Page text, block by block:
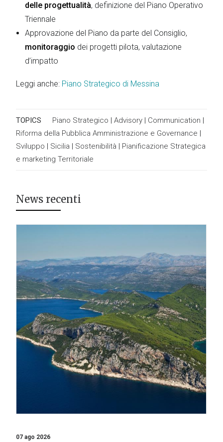
delle progettualità, definizione del Piano Operativo
Triennale
Approvazione del Piano da parte del Consiglio,
monitoraggio dei progetti pilota, valutazione
d’impatto
Leggi anche: Piano Strategico di Messina
TOPICS Piano Strategico | Advisory | Communication |
Riforma della Pubblica Amministrazione e Governance |
Sviluppo | Sicilia | Sostenibilità | Pianificazione Strategica
e marketing Territoriale
News recenti
07 ago 2026